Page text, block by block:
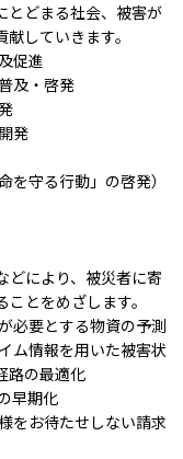
とどまる社会、被害が
していきます。
促進
及・啓発
発
を守る行動」の啓発）
どにより、被災者に寄
とをめざします。
必要とする物資の予測
ム情報を用いた被害状
路の最適化
早期化
をお待たせしない請求